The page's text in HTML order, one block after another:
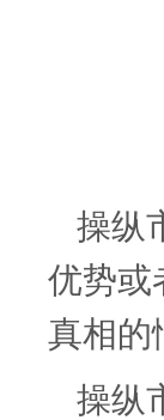
操纵
优势或
真相的
操纵